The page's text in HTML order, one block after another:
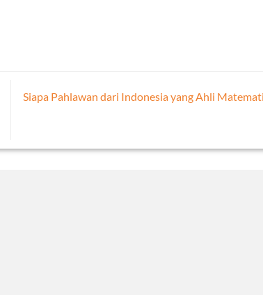
Siapa Pahlawan dari Indonesia yang Ahli